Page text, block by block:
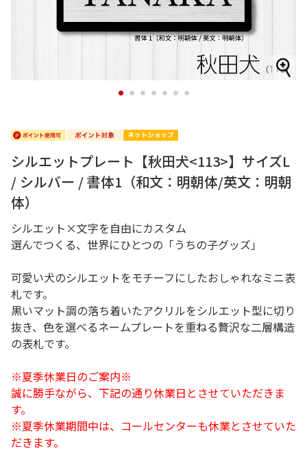
1 2 3 4 5 6 7
シルエットプレート【秋田犬<113>】サイズL
/ シルバー / 書体1（和文：明朝体/英文：明朝
体）
シルエット×文字を自由にカスタム
選んでつくる、世界にひとつの「うちの子グッズ」
可愛い犬のシルエットをモチーフにしたおしゃれなミニ表
札です。
黒いマット調の落ち着いたアクリルをシルエット型に切り
抜き、色を選べるネームプレートを重ねる贅沢な二層構造
の表札です。
※夏季休業日のご案内※
誠に勝手ながら、下記の通り休業日とさせていただきま
す。
※夏季休業期間中は、コールセンターも休業とさせていた
だきます。